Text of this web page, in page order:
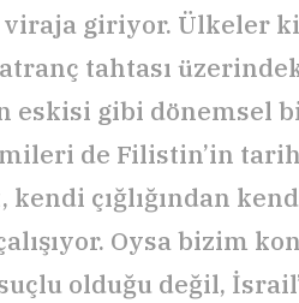
giriyor. Ülkeler
tahtası
eskisi gibi dönemsel
de Filistin’in
kendi çığlığından
Oysa bizim
olduğu değil,